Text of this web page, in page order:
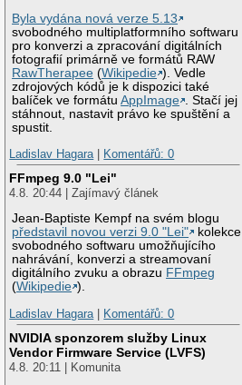
Byla vydána nová verze 5.13
svobodného multiplatformního softwaru
pro konverzi a zpracování digitálních
fotografií primárně ve formátů RAW
RawTherapee (Wikipedie ). Vedle
zdrojových kódů je k dispozici také
balíček ve formátuAppImage
. Stačí jej
stáhnout, nastavit právo ke spuštění a
spustit.
Ladislav Hagara| Komentářů: 0
FFmpeg 9.0 "Lei"
4.8. 20:44 | Zajímavý článek
Jean-Baptiste Kempf na svém blogu
představil novou verzi 9.0 "Lei"
kolekce
svobodného softwaru umožňujícího
nahrávání, konverzi a streamovaní
digitálního zvuku a obrazu FFmpeg
(Wikipedie ).
Ladislav Hagara| Komentářů: 0
NVIDIA sponzorem služby Linux
Vendor Firmware Service (LVFS)
4.8. 20:11 | Komunita